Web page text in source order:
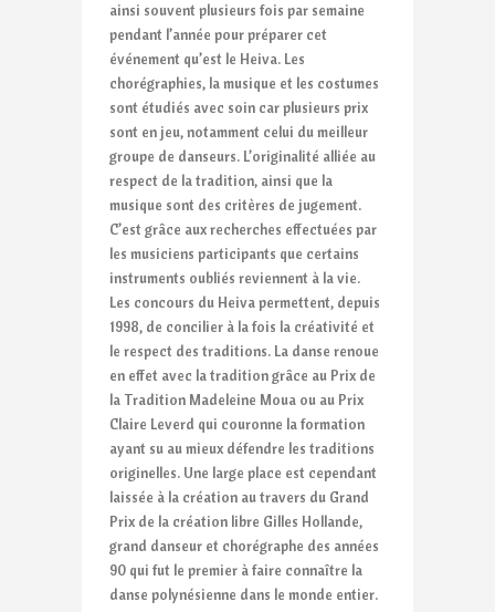
ainsi souvent plusieurs fois par semaine
pendant l’année pour préparer cet
événement qu’est le Heiva. Les
chorégraphies, la musique et les costumes
sont étudiés avec soin car plusieurs prix
sont en jeu, notamment celui du meilleur
groupe de danseurs. L’originalité alliée au
respect de la tradition, ainsi que la
musique sont des critères de jugement.
C’est grâce aux recherches effectuées par
les musiciens participants que certains
instruments oubliés reviennent à la vie.
Les concours du Heiva permettent, depuis
1998, de concilier à la fois la créativité et
le respect des traditions. La danse renoue
en effet avec la tradition grâce au Prix de
la Tradition Madeleine Moua ou au Prix
Claire Leverd qui couronne la formation
ayant su au mieux défendre les traditions
originelles. Une large place est cependant
laissée à la création au travers du Grand
Prix de la création libre Gilles Hollande,
grand danseur et chorégraphe des années
90 qui fut le premier à faire connaître la
danse polynésienne dans le monde entier.